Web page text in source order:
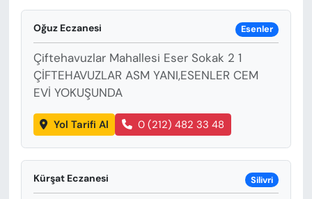
Oğuz Eczanesi Esenler
Çiftehavuzlar Mahallesi Eser Sokak 2 1
ÇİFTEHAVUZLAR ASM YANI,ESENLER CEM
EVİ YOKUŞUNDA
Yol Tarifi Al 0 (212) 482 33 48
Kürşat Eczanesi Silivri